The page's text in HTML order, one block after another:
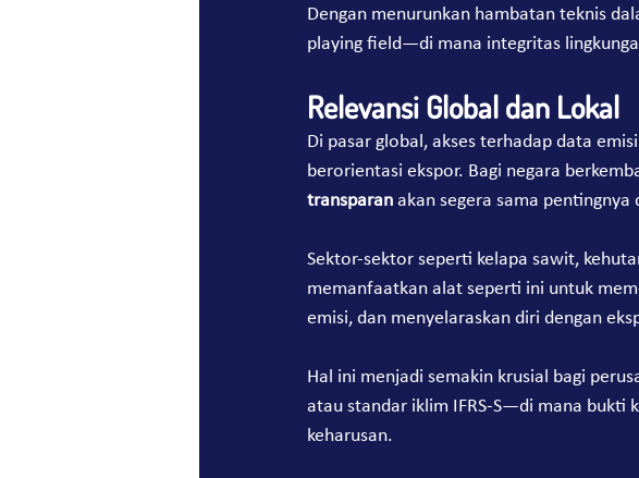
Dengan menurunkan hambatan teknis
playing field—di mana integritas
Relevansi Global dan Lokal
Di pasar global, akses terhadap data
berorientasi ekspor. Bagi negara
transparan akan segera sama
Sektor-sektor seperti kelapa sawit,
memanfaatkan alat seperti ini untuk
emisi, dan menyelaraskan diri dengan
Hal ini menjadi semakin krusial bagi
atau standar iklim IFRS-S—di mana bukti
keharusan.